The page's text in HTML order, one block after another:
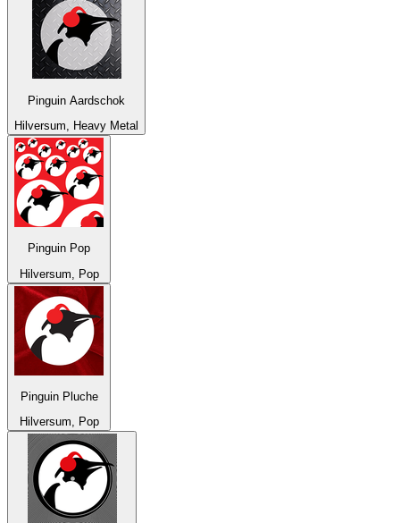
Pinguin Aardschok
Hilversum, Heavy Metal
Pinguin Pop
Hilversum, Pop
Pinguin Pluche
Hilversum, Pop